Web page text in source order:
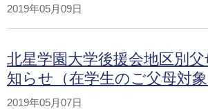
2019年05月09日
北星学園大学後援会地区別
知らせ（在学生のご父母対象
2019年05月07日